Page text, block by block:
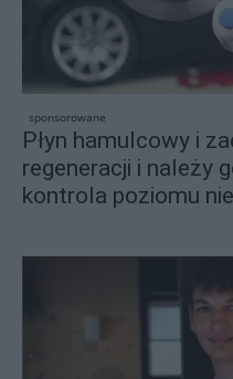
sponsorowane
Płyn hamulcowy i
regeneracji i należy
kontrola poziomu